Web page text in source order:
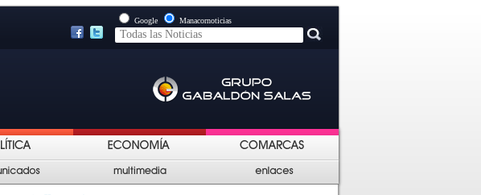
Google Manacornoticias